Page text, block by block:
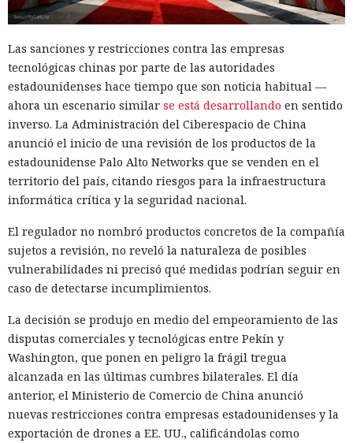
Las sanciones y restricciones contra las empresas
tecnológicas chinas por parte de las autoridades
estadounidenses hace tiempo que son noticia habitual —
ahora un escenario similar se está desarrollando en sentido
inverso. La Administración del Ciberespacio de China
anunció el inicio de una revisión de los productos de la
estadounidense Palo Alto Networks que se venden en el
territorio del país, citando riesgos para la infraestructura
informática crítica y la seguridad nacional.
El regulador no nombró productos concretos de la compañía
sujetos a revisión, no reveló la naturaleza de posibles
vulnerabilidades ni precisó qué medidas podrían seguir en
caso de detectarse incumplimientos.
La decisión se produjo en medio del empeoramiento de las
disputas comerciales y tecnológicas entre Pekín y
Washington, que ponen en peligro la frágil tregua
alcanzada en las últimas cumbres bilaterales. El día
anterior, el Ministerio de Comercio de China anunció
nuevas restricciones contra empresas estadounidenses y la
exportación de drones a EE. UU., calificándolas como